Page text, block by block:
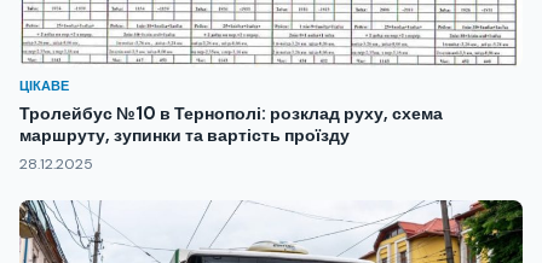
ЦІКАВЕ
Тролейбус №10 в Тернополі: розклад руху, схема
маршруту, зупинки та вартість проїзду
28.12.2025